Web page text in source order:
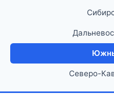
Северо-